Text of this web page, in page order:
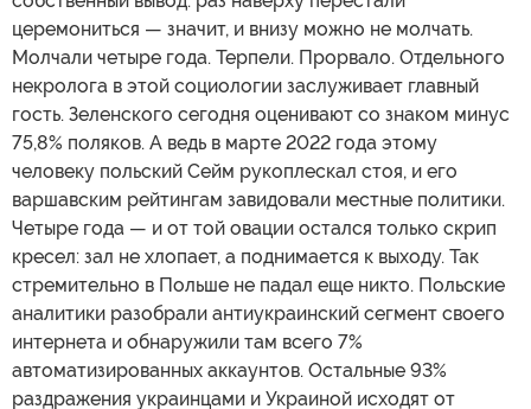
церемониться — значит, и внизу можно не молчать.
Молчали четыре года. Терпели. Прорвало. Отдельного
некролога в этой социологии заслуживает главный
гость. Зеленского сегодня оценивают со знаком минус
75,8% поляков. А ведь в марте 2022 года этому
человеку польский Сейм рукоплескал стоя, и его
варшавским рейтингам завидовали местные политики.
Четыре года — и от той овации остался только скрип
кресел: зал не хлопает, а поднимается к выходу. Так
стремительно в Польше не падал еще никто. Польские
аналитики разобрали антиукраинский сегмент своего
интернета и обнаружили там всего 7%
автоматизированных аккаунтов. Остальные 93%
раздражения украинцами и Украиной исходят от